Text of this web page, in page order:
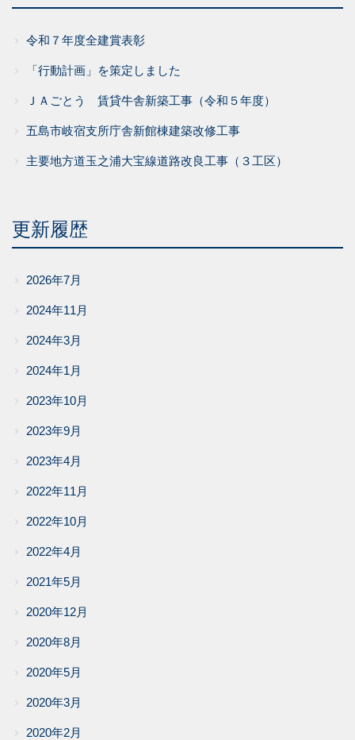
令和７年度全建賞表彰
「行動計画」を策定しました
ＪＡごとう 賃貸牛舎新築工事（令和５年度）
五島市岐宿支所庁舎新館棟建築改修工事
主要地方道玉之浦大宝線道路改良工事（３工区）
更新履歴
2026年7月
2024年11月
2024年3月
2024年1月
2023年10月
2023年9月
2023年4月
2022年11月
2022年10月
2022年4月
2021年5月
2020年12月
2020年8月
2020年5月
2020年3月
2020年2月